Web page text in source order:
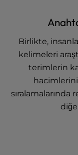
Birlikte,
kelimeleri
terimlerin